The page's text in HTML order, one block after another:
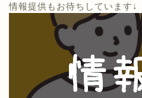
情報提供もお待ちしています↓